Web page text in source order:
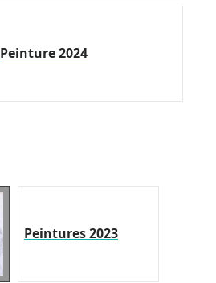
Peinture 2024
Peintures 2023